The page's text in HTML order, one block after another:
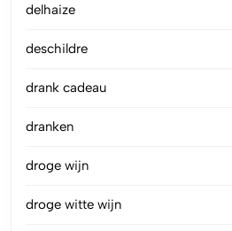
delhaize
deschildre
drank cadeau
dranken
droge wijn
droge witte wijn